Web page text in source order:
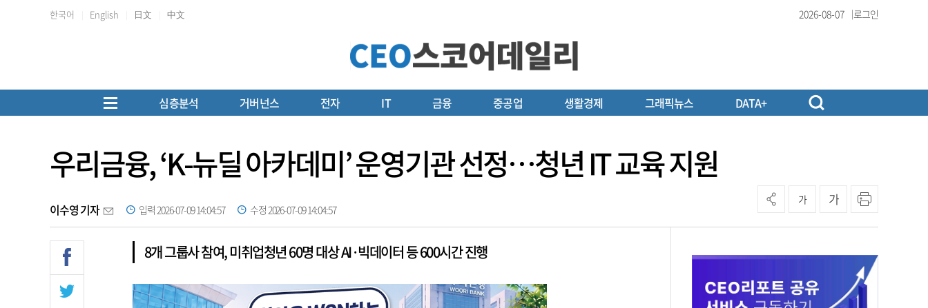
한국어 English 日文 中文 2026-08-07 로그인
심층분석 거버넌스 전자 IT 금융 중공업 생활경제 그래픽뉴스 DATA+
우리금융, ‘K-뉴딜 아카데미’ 운영기관 선정…청년 IT 교육 지원
이수영 기자 입력 2026-07-09 14:04:57 수정 2026-07-09 14:04:57
가 가
8개 그룹사 참여, 미취업청년 60명 대상 AI·빅데이터 등 600시간 진행